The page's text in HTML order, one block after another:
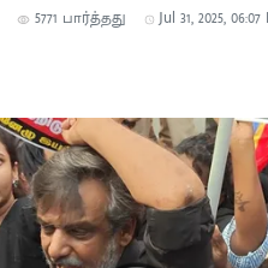
5771 பார்த்தது Jul 31, 2025, 06:07